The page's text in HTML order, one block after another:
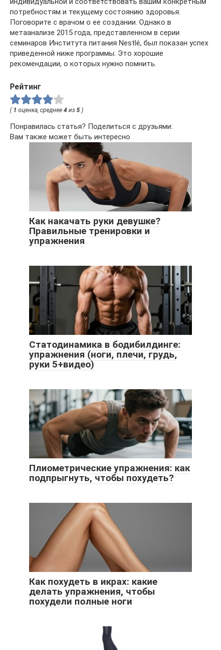
потребностям и текущему состоянию здоровья.
Поговорите с врачом о ее создании. Однако в
метаанализе 2015 года, представленном в серии
семинаров Института питания Nestlé, был показан успех
приведенной ниже программы. Это хорошие
рекомендации, о которых нужно помнить.
Рейтинг
( 1 оценка, среднее 4 из 5 )
Понравилась статья? Поделиться с друзьями:
Вам также может быть интересно
Как накачать руки девушке?
Правильные тренировки и
упражнения
Статодинамика в бодибилдинге:
упражнения (ноги, плечи, грудь,
руки 5+видео)
Плиометрические упражнения: как
подпрыгнуть, чтобы похудеть?
Как похудеть в икрах: какие
делать упражнения, чтобы
похудели полные ноги